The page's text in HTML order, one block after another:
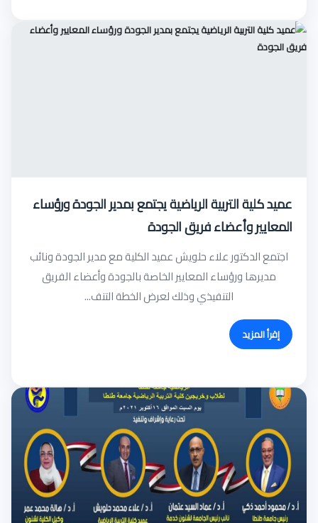
عميد كلية التربية الرياضية يجتمع بمدير الجودة ورؤساء
المعايير وأعضاء فريق الجودة
اجتمع الدكتور علاء حلويش عميد الكلية مع مدير الجودة ونائب
مديرها ورؤساء المعايير الخاصة بالجودة وأعضاء الفريق
التنفيذي وذلك لعرض الخطة التنف...
إقرأ المزيد